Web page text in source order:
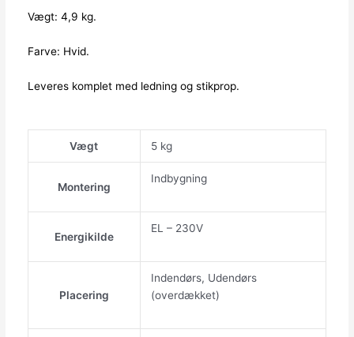
Vægt: 4,9 kg.
Farve: Hvid.
Leveres komplet med ledning og stikprop.
Vægt 5 kg
Montering
Indbygning
Energikilde
EL – 230V
Placering
Indendørs, Udendørs
(overdækket)